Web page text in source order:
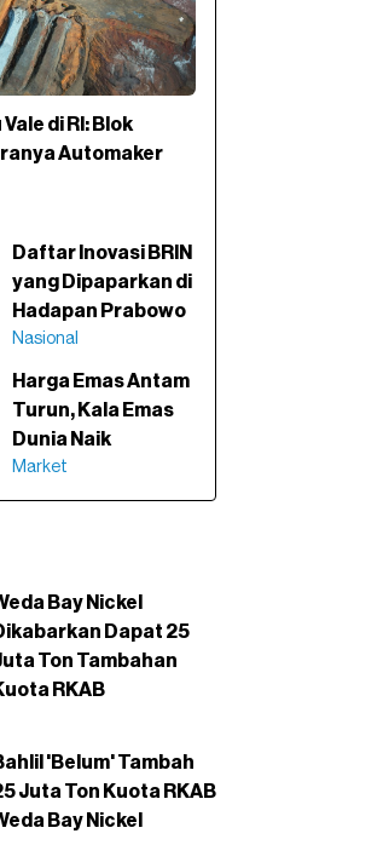
di RI: Blok
Automaker
Daftar Inovasi BRIN
yang Dipaparkan di
Hadapan Prabowo
Nasional
Harga Emas Antam
Turun, Kala Emas
Dunia Naik
Market
Bay Nickel
Dapat 25
Ton Tambahan
RKAB
'Belum' Tambah
Juta Ton Kuota RKAB
Bay Nickel